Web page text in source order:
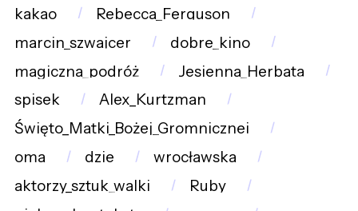
kakao
Rebecca_Ferguson
marcin_szwajcer
dobre_kino
magiczna_podróż
Jesienna_Herbata
spisek
Alex_Kurtzman
Święto_Matki_Bożej_Gromnicznej
oma
dzie
wrocławska
aktorzy_sztuk_walki
Ruby